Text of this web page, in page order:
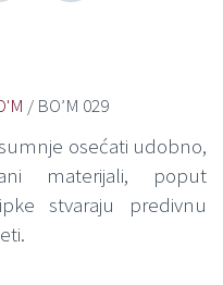
/ BO’M 029
osećati udobno,
materijali, poput
stvaraju predivnu